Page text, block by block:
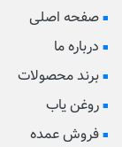
صفحه اصلی
درباره ما
برند محصولات
روغن یاب
فروش عمده